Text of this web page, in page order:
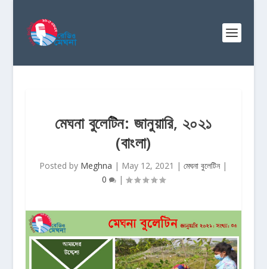
মেঘনা বুলেটিন: জানুয়ারি, ২০২১
(বাংলা)
Posted by Meghna | May 12, 2021 |মেঘনা বুলেটিন|
0
|